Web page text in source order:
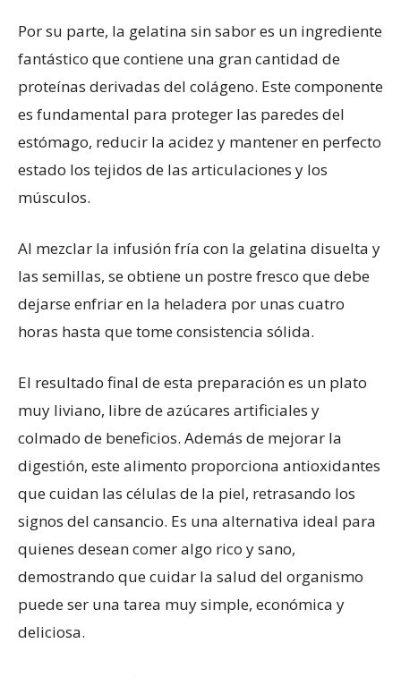
Por su parte, la gelatina sin sabor es un ingrediente
fantástico que contiene una gran cantidad de
proteínas derivadas del colágeno. Este componente
es fundamental para proteger las paredes del
estómago, reducir la acidez y mantener en perfecto
estado los tejidos de las articulaciones y los
músculos.
Al mezclar la infusión fría con la gelatina disuelta y
las semillas, se obtiene un postre fresco que debe
dejarse enfriar en la heladera por unas cuatro
horas hasta que tome consistencia sólida.
El resultado final de esta preparación es un plato
muy liviano, libre de azúcares artificiales y
colmado de beneficios. Además de mejorar la
digestión, este alimento proporciona antioxidantes
que cuidan las células de la piel, retrasando los
signos del cansancio. Es una alternativa ideal para
quienes desean comer algo rico y sano,
demostrando que cuidar la salud del organismo
puede ser una tarea muy simple, económica y
deliciosa.